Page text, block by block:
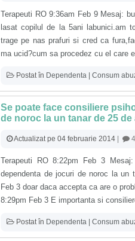
Terapeuti RO 9:36am Feb 9 Mesaj:
lasat copilul de la 5ani labunici.am
trage pe nas prafuri si cred ca
ma ucid?cum sa procedez cu el care
Postat în Dependenta | Consum
Se poate face consiliere
de noroc la un tanar de 25 de
Actualizat pe 04 februarie 2014
Terapeuti RO 8:22pm Feb 3
dependenta de jocuri de noroc la un
Feb 3 doar daca accepta ca are o
8:29pm Feb 3 E importanta si
Postat în Dependenta | Consum